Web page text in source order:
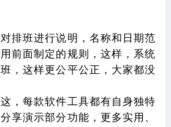
排班进行说明，名称和日期范
前面制定的规则，这样，系统
，这样更公平公正，大家都没
，每款软件工具都有自身独特
享演示部分功能，更多实用、